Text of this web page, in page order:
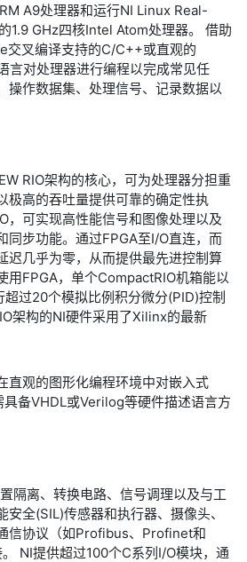
A9处理器和运行NI Linux Real-
1.9 GHz四核Intel Atom处理器。 借助
交叉编译支持的C/C++或直观的
言对处理器进行编程以完成常见任
操作数据集、处理信号、记录数据以
RIO架构的核心，可为处理器分担重
极高的吞吐量提供可靠的确定性执
，可实现高性能信号和图像处理以及
同步功能。通过FPGA至I/O直连，而
迟几乎为零，从而提供最先进控制算
用FPGA，单个CompactRIO机箱能以
过20个模拟比例积分微分(PID)控制
架构的NI硬件采用了Xilinx的最新
直观的图形化编程环境中对嵌入式
具备VHDL或Verilog等硬件描述语言方
隔离、转换电路、信号调理以及与工
全(SIL)传感器和执行器、摄像头、
信协议（如Profibus、Profinet和
NI提供超过100个C系列I/O模块，通